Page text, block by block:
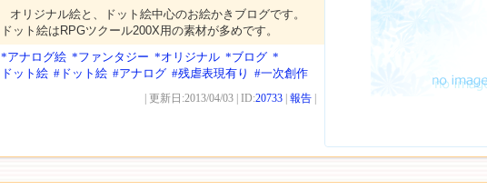
オリジナル絵と、ドット絵中心のお絵かきブログです。
ドット絵はRPGツクール200X用の素材が多めです。
*アナログ絵 *ファンタジー *オリジナル *ブログ *
ドット絵 #ドット絵 #アナログ #残虐表現有り #一次創作
| 更新日:2013/04/03 | ID:20733 報告